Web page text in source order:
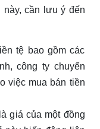
cần lưu ý đến
tệ bao gồm các
công ty chuyển
việc mua bán tiền
giá của một đồng